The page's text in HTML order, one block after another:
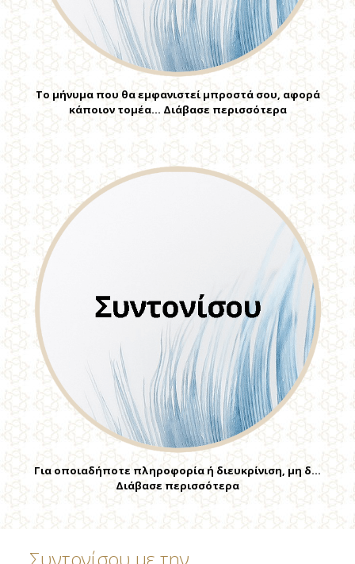
Το μήνυμα που θα εμφανιστεί μπροστά σου, αφορά
κάποιον τομέα… Διάβασε περισσότερα
Για οποιαδήποτε πληροφορία ή διευκρίνιση, μη δ…
Διάβασε περισσότερα